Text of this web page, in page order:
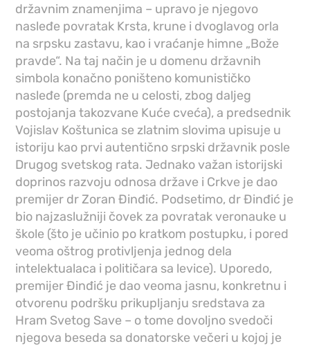
državnim znamenjima – upravo je njegovo
nasleđe povratak Krsta, krune i dvoglavog orla
na srpsku zastavu, kao i vraćanje himne „Bože
pravde“. Na taj način je u domenu državnih
simbola konačno poništeno komunističko
nasleđe (premda ne u celosti, zbog daljeg
postojanja takozvane Kuće cveća), a predsednik
Vojislav Koštunica se zlatnim slovima upisuje u
istoriju kao prvi autentično srpski državnik posle
Drugog svetskog rata. Jednako važan istorijski
doprinos razvoju odnosa države i Crkve je dao
premijer dr Zoran Đinđić. Podsetimo, dr Đinđić je
bio najzaslužniji čovek za povratak veronauke u
škole (što je učinio po kratkom postupku, i pored
veoma oštrog protivljenja jednog dela
intelektualaca i političara sa levice). Uporedo,
premijer Đinđić je dao veoma jasnu, konkretnu i
otvorenu podršku prikupljanju sredstava za
Hram Svetog Save – o tome dovoljno svedoči
njegova beseda sa donatorske večeri u kojoj je